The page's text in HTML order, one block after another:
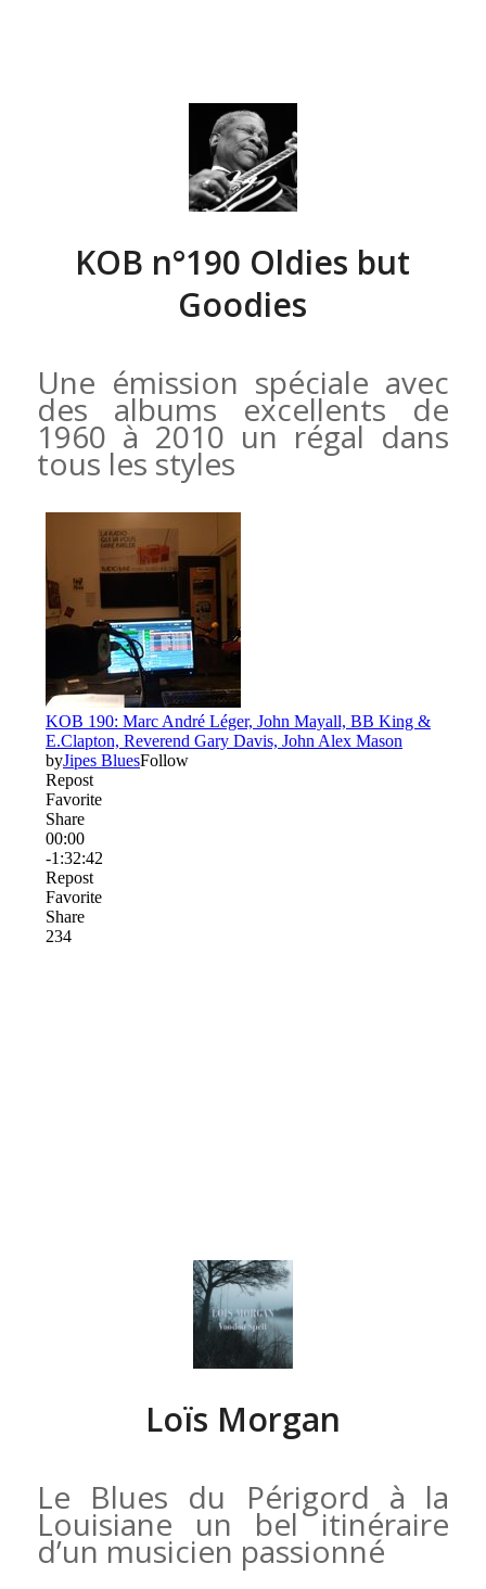
KOB n°190 Oldies but
Goodies
Une émission spéciale avec
des albums excellents de
1960 à 2010 un régal dans
tous les styles
Loïs Morgan
Le Blues du Périgord à la
Louisiane un bel itinéraire
d’un musicien passionné